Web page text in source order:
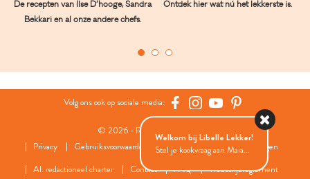
De recepten van Ilse D’hooge, Sandra
Bekkari en al onze andere chefs.
Ontdek hier wat nú het lekkerste is.
Volg ons ook op sociale media:
© 2026 - Roularta Media Group
Privacy
Gebruiksvoorwaarden Cookies
Cookies instellingen
AI: redactioneel charter
Contact FAQ Wedstrijdreglement
Welkom bij Libelle Lekker!
Stel je kookvraag aan Maia...